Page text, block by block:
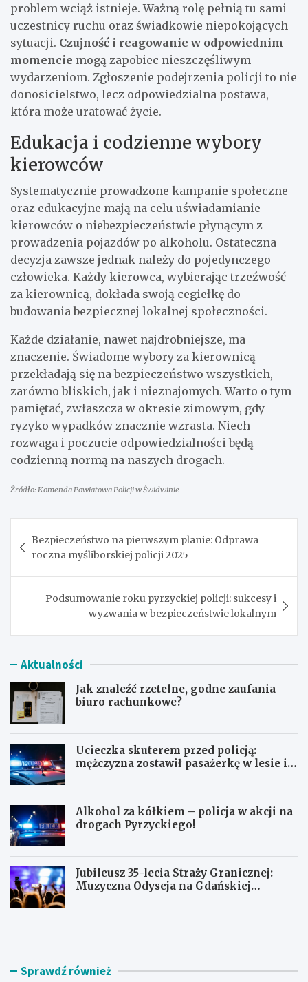
problem wciąż istnieje. Ważną rolę pełnią tu sami
uczestnicy ruchu oraz świadkowie niepokojących
sytuacji. Czujność i reagowanie w odpowiednim
momencie mogą zapobiec nieszczęśliwym
wydarzeniom. Zgłoszenie podejrzenia policji to nie
donosicielstwo, lecz odpowiedzialna postawa,
która może uratować życie.
Edukacja i codzienne wybory
kierowców
Systematycznie prowadzone kampanie społeczne
oraz edukacyjne mają na celu uświadamianie
kierowców o niebezpieczeństwie płynącym z
prowadzenia pojazdów po alkoholu. Ostateczna
decyzja zawsze jednak należy do pojedynczego
człowieka. Każdy kierowca, wybierając trzeźwość
za kierownicą, dokłada swoją cegiełkę do
budowania bezpiecznej lokalnej społeczności.
Każde działanie, nawet najdrobniejsze, ma
znaczenie. Świadome wybory za kierownicą
przekładają się na bezpieczeństwo wszystkich,
zarówno bliskich, jak i nieznajomych. Warto o tym
pamiętać, zwłaszcza w okresie zimowym, gdy
ryzyko wypadków znacznie wzrasta. Niech
rozwaga i poczucie odpowiedzialności będą
codzienną normą na naszych drogach.
Źródło: Komenda Powiatowa Policji w Świdwinie
wpisu
Bezpieczeństwo na pierwszym planie: Odprawa
roczna myśliborskiej policji 2025
Podsumowanie roku pyrzyckiej policji: sukcesy i
wyzwania w bezpieczeństwie lokalnym
Aktualności
Jak znaleźć rzetelne, godne zaufania
biuro rachunkowe?
Ucieczka skuterem przed policją:
mężczyzna zostawił pasażerkę w lesie i
Alkohol za kółkiem – policja w akcji na
drogach Pyrzyckiego!
Jubileusz 35-lecia Straży Granicznej:
Muzyczna Odyseja na Gdańskiej
J
a
U
z Sprawdź również